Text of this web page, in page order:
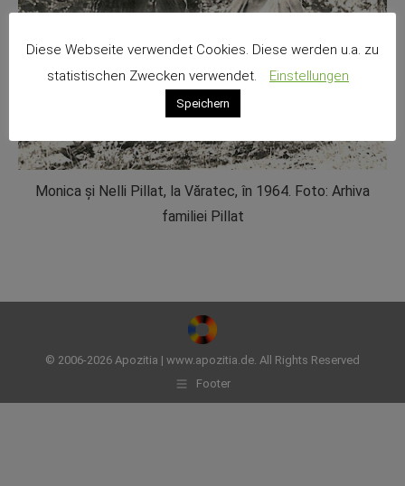
Monica şi Nelli Pillat, la Văratec, în 1964. Foto: Arhiva
familiei Pillat
© 2006-2026 Apozitia | www.apozitia.de. All Rights Reserved
Footer
Diese Webseite verwendet Cookies. Diese werden u.a. zu
statistischen Zwecken verwendet.
Einstellungen
Speichern